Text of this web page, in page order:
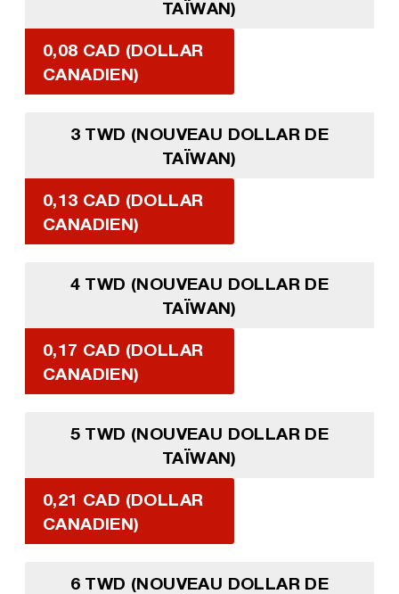
TAÏWAN)
0,08 CAD (DOLLAR
CANADIEN)
3 TWD (NOUVEAU DOLLAR DE
TAÏWAN)
0,13 CAD (DOLLAR
CANADIEN)
4 TWD (NOUVEAU DOLLAR DE
TAÏWAN)
0,17 CAD (DOLLAR
CANADIEN)
5 TWD (NOUVEAU DOLLAR DE
TAÏWAN)
0,21 CAD (DOLLAR
CANADIEN)
6 TWD (NOUVEAU DOLLAR DE